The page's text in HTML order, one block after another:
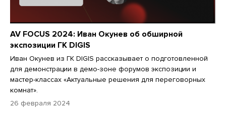
AV FOCUS 2024: Иван Окунев об обширной
экспозиции ГК DIGIS
Иван Окунев из ГК DIGIS рассказывает о подготовленной
для демонстрации в демо-зоне форумов экспозиции и
мастер-классах «Актуальные решения для переговорных
комнат».
26 февраля 2024